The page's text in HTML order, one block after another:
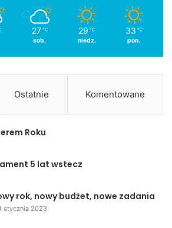
27 ℃
sob.
29 ℃
niedz.
33 ℃
pon.
Ostatnie Komentowane
Roku
5 lat wstecz
rok, nowy budżet, nowe zadania
stycznia 2023